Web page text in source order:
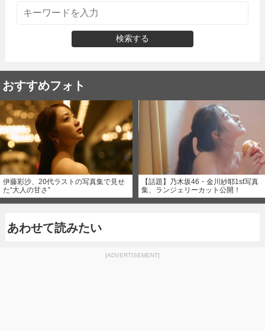
検索する
おすすめフォト
伊藤彩沙、20代ラストの写真集で見せ
た“大人の甘さ”
【話題】乃木坂46・金川紗耶1st写真
集、ランジェリーカット公開！
あわせて読みたい
[ADVERTISEMENT]